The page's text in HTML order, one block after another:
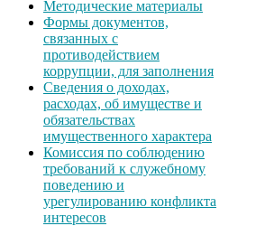
Методические материалы
Формы документов,
связанных с
противодействием
коррупции, для заполнения
Сведения о доходах,
расходах, об имуществе и
обязательствах
имущественного характера
Комиссия по соблюдению
требований к служебному
поведению и
урегулированию конфликта
интересов